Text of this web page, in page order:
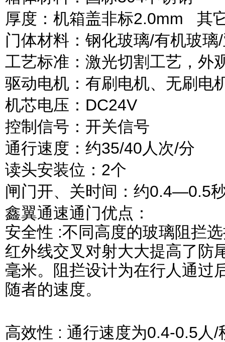
厚度：机箱盖非标2.0mm 其
门体材料：钢化玻璃/有机玻璃/
工艺标准：激光切割工艺，外
驱动电机：有刷电机、无刷电
机芯电压： DC24V
控制信号：开关信号
通行速度：约35/40人次/分
读头安装位： 2个
闸门开、关时间：约0.4—0.5
鑫翼通速通门优点：
安全性 :不同高度的玻璃阻拦
红外线交叉对射大大提高了防
毫米。阻拦设计为在行人通过
随者的速度。
高效性 : 通行速度为0.4-0.5人/